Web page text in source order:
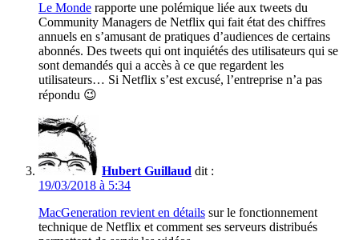
Le Monde rapporte une polémique liée aux tweets du
Community Managers de Netflix qui fait état des chiffres
annuels en s’amusant de pratiques d’audiences de certains
abonnés. Des tweets qui ont inquiétés des utilisateurs qui se
sont demandés qui a accès à ce que regardent les
utilisateurs… Si Netflix s’est excusé, l’entreprise n’a pas
répondu 😉
Hubert Guillaud dit :
19/03/2018 à 5:34
MacGeneration revient en détails sur le fonctionnement
technique de Netflix et comment ses serveurs distribués